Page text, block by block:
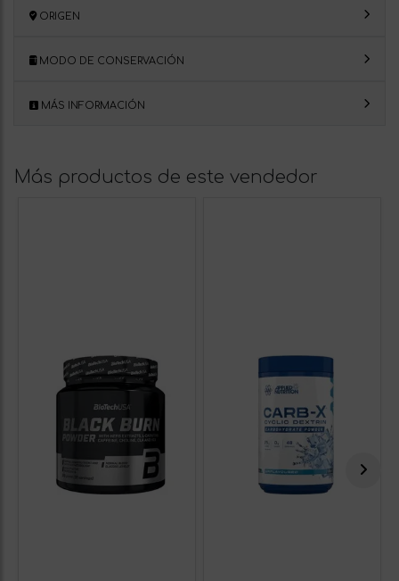
ORIGEN
MODO DE CONSERVACIÓN
MÁS INFORMACIÓN
Más productos de este vendedor